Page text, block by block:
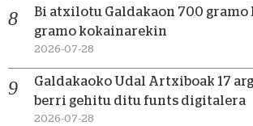
Bi atxilotu Galdakaon 700 gramo
gramo kokainarekin
2026-07-28
Galdakaoko Udal Artxiboak 17
berri gehitu ditu funts digitalera
2026-07-28